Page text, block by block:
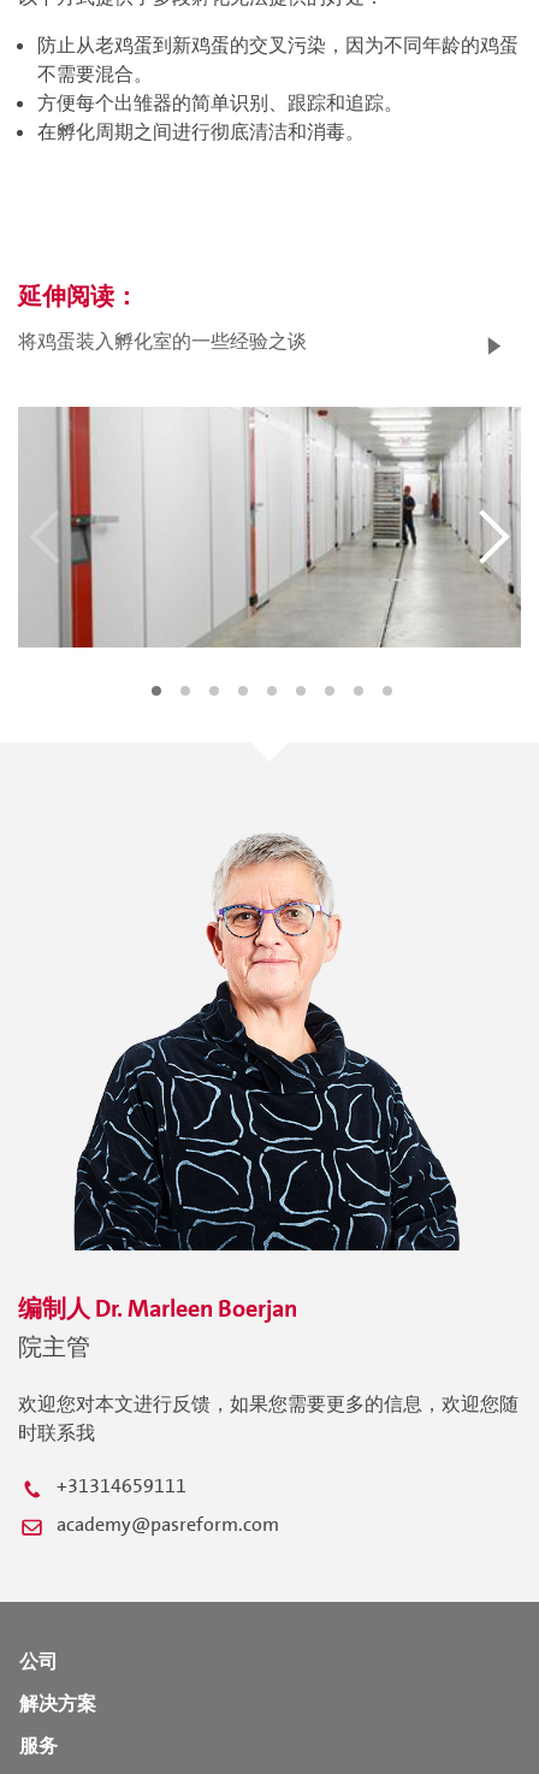
防止从老鸡蛋到新鸡蛋的交叉污染，因为不同年龄的鸡蛋
不需要混合。
方便每个出雏器的简单识别、跟踪和追踪。
在孵化周期之间进行彻底清洁和消毒。
延伸阅读：
将鸡蛋装入孵化室的一些经验之谈
编制人Dr. Marleen Boerjan
院主管
欢迎您对本文进行反馈，如果您需要更多的信息，欢迎您随
时联系我
+31314659111
academy@pasreform.com
公司
解决方案
服务